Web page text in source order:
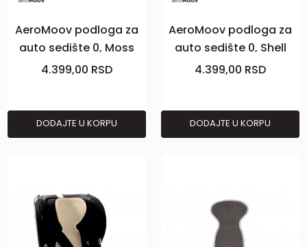
AeroMoov podloga za
auto sedište 0, Moss
4.399,00 RSD
DODAJTE U KORPU
AeroMoov podloga za
auto sedište 0, Shell
4.399,00 RSD
DODAJTE U KORPU